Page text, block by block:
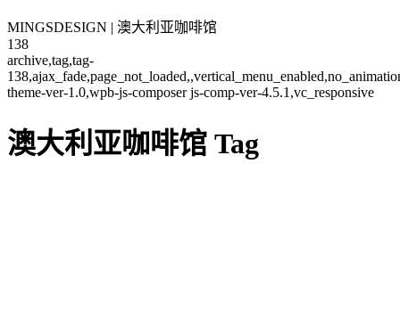
MINGSDESIGN | 澳大利亚咖啡馆
138
archive,tag,tag-
theme-ver-1.0,wpb-js-composer js-comp-ver-4.5.1,vc_responsive
澳大利亚咖啡馆 Tag